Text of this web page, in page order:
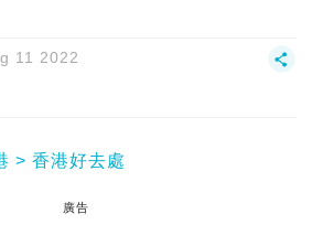
11 2022
香港好去處
廣告